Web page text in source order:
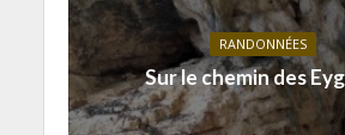
RANDONNÉES
Sur le chemin des